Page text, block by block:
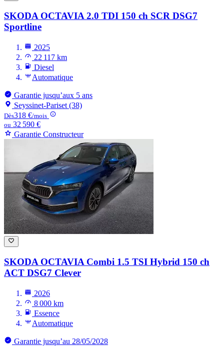
SKODA OCTAVIA 2.0 TDI 150 ch SCR DSG7
Sportline
2025
22 117 km
Diesel
Automatique
Garantie jusqu’aux 5 ans
Seyssinet-Pariset (38)
Dès318 €/mois
ou 32 590 €
Garantie Constructeur
SKODA OCTAVIA Combi 1.5 TSI Hybrid 150 ch
ACT DSG7 Clever
2026
8 000 km
Essence
Automatique
Garantie jusqu’au 28/05/2028